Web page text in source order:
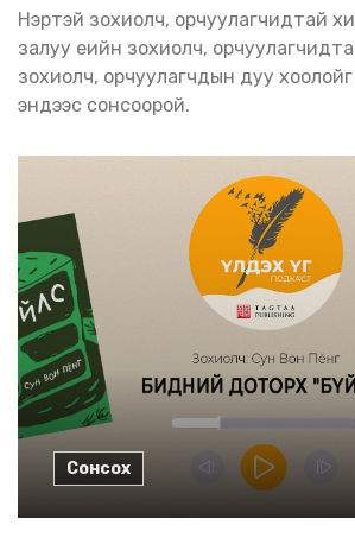
Нэртэй зохиолч, орчуулагчидтай хийсэн ярилцлага,
залуу үеийн зохиолч,
зохиолч, орчуулагчдын дуу
эндээс сонсоорой.
Сонсох